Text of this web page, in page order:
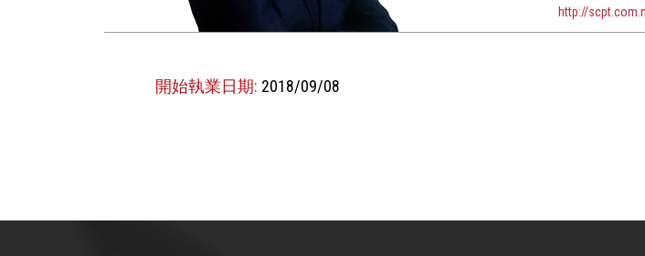
http://
開始執業日期: 2018/09/08